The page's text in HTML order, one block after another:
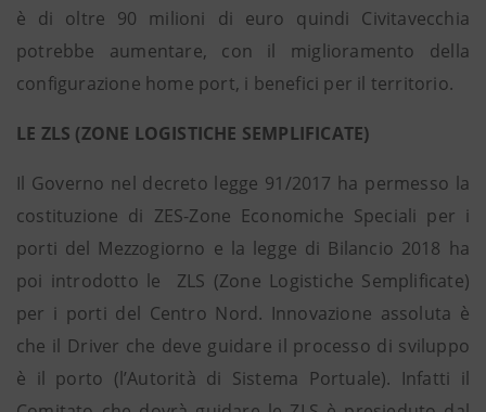
è di oltre 90 milioni di euro quindi Civitavecchia
potrebbe aumentare, con il miglioramento della
configurazione home port, i benefici per il territorio.
LE ZLS (ZONE LOGISTICHE SEMPLIFICATE)
Il Governo nel decreto legge 91/2017 ha permesso la
costituzione di ZES-Zone Economiche Speciali per i
porti del Mezzogiorno e la legge di Bilancio 2018 ha
poi introdotto le ZLS (Zone Logistiche Semplificate)
per i porti del Centro Nord. Innovazione assoluta è
che il Driver che deve guidare il processo di sviluppo
è il porto (l’Autorità di Sistema Portuale). Infatti il